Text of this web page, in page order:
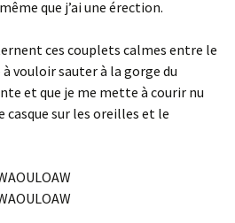
que j’ai une érection.
ces couplets calmes entre le
à vouloir sauter à la gorge du
et que je me mette à courir nu
sur les oreilles et le